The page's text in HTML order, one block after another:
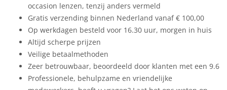
occasion lenzen, tenzij anders vermeld
Gratis verzending binnen Nederland vanaf € 100,00
Op werkdagen besteld voor 16.30 uur, morgen in huis
Altijd scherpe prijzen
Veilige betaalmethoden
Zeer betrouwbaar, beoordeeld door klanten met een 9.6
Professionele, behulpzame en vriendelijke